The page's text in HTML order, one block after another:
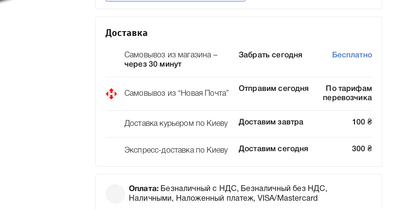
Доставка
Самовывоз из магазина –
через 30 минут
Забрать сегодня Бесплатно
Самовывоз из “Новая Почта”
Отправим сегодня
По тарифам
перевозчика
Доставка курьером по Киеву Доставим завтра 100 ₴
Экспресс-доставка по Киеву Доставим сегодня 300 ₴
Оплата: Безналичный с НДС, Безналичный без НДС,
Наличными, Наложенный платеж, VISA/Mastercard